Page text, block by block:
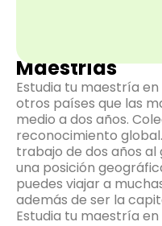
Maestrías
Estudia tu maestría
otros países que las
medio a dos años.
reconocimiento
trabajo de dos años
una posición
puedes viajar a
además de ser la
Estudia tu maestría